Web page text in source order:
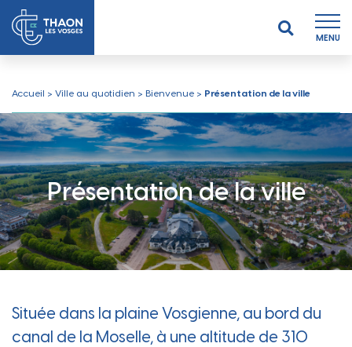
MENU
Accueil > Ville au quotidien > Bienvenue > Présentation de la ville
Présentation de la ville
Située dans la plaine Vosgienne, au bord du
canal de la Moselle, à une altitude de 310